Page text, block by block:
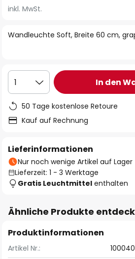
der
springen
Wandleuchte Soft, Breite 60 cm,
inkl. MwSt.
1 In den
50 Tage kostenlose Retoure
Kauf auf Rechnung
Lieferinformationen
Nur noch wenige Artikel auf Lager
Lieferzeit: 1 - 3 Werktage
Gratis Leuchtmittel enthalten
Ähnliche Produkte
Produktinformationen
Artikel Nr.: